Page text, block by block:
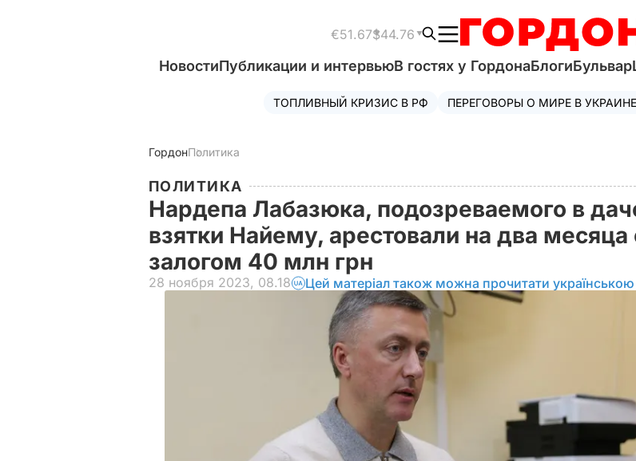
€51.67$44.76
НовостиПубликации и интервьюВ гостях у ГордонаБлогиБульвар
ТОПЛИВНЫЙ КРИЗИС В РФ ПЕРЕГОВОРЫ О МИРЕ В УКРАИНЕ
ГордонПолитика
ПОЛИТИКА
Нардепа Лабазюка, подозреваемого в
взятки Найему, арестовали на два месяца
залогом 40 млн грн
28 ноября 2023, 08.18 Цей матеріал також можна прочитати українською